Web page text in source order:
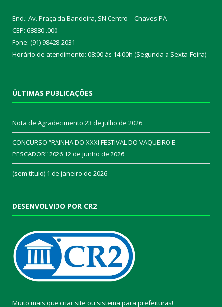
End.: Av. Praça da Bandeira, SN Centro – Chaves PA
CEP: 68880 .000
Fone: (91) 98428-2031
Horário de atendimento: 08:00 às 14:00h (Segunda a Sexta-Feira)
ÚLTIMAS PUBLICAÇÕES
Nota de Agradecimento 23 de julho de 2026
CONCURSO “RAINHA DO XXXI FESTIVAL DO VAQUEIRO E
PESCADOR” 2026 12 de junho de 2026
(sem título) 1 de janeiro de 2026
DESENVOLVIDO POR CR2
Muito mais que criar site ou sistema para prefeituras!